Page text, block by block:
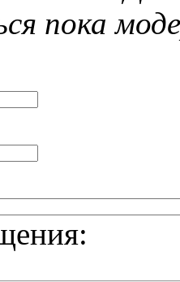
пока